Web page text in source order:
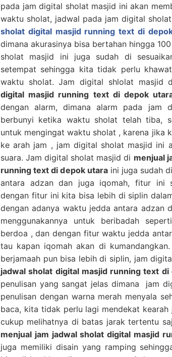
pada jam digital sholat masjid ini akan
waktu sholat, jadwal pada jam digital
sholat digital masjid running text di
dimana akurasinya bisa bertahan hingga
sholat masjid ini juga sudah di
setempat sehingga kita tidak perlu
waktu sholat. Jam digital shlolat masjid
digital masjid running text di depok
dengan alarm, dimana alarm pada jam
berbunyi ketika waktu sholat telah tiba,
untuk mengingat waktu sholat , karena jika
ke arah jam , jam digital sholat masjid ini
suara. Jam digital sholat masjid di menjual
running text di depok utaraini juga sudah
antara adzan dan juga iqomah, fitur ini
dengan fitur ini kita bisa lebih di siplin
dengan adanya waktu jedda antara adzan
menggunakannya untuk beribadah
berdoa , dan dengan fitur waktu jedda
tau kapan iqomah akan di
berjamaah pun bisa lebih di siplin, jam
jadwal sholat digital masjid running text di
penulisan yang sangat jelas dimana jam
penulisan dengan warna merah menyala
baca, kita tidak perlu lagi mendekat
cukup melihatnya di batas jarak tertentu
menjual jam jadwal sholat digital masjid
juga memiliki disain yang ramping